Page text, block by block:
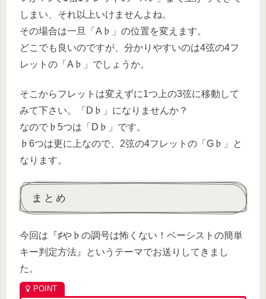
しまい、それ以上いけませんよね。
その場合は一旦「A♭」の位置を変えます。
どこでも良いのですが、分かりやすいのは4弦の4フ
レットの「A♭」でしょうか。
そこからフレットは変えずに1つ上の3弦に移動して
みて下さい。「D♭」になりませんか？
なので♭5つは「D♭」です。
♭6つは更に上なので、2弦の4フレットの「G♭」と
なります。
まとめ
今回は『♯や♭の調号は怖くない！ベーシストの簡単
キー判定方法』というテーマでお送りしてきまし
た。